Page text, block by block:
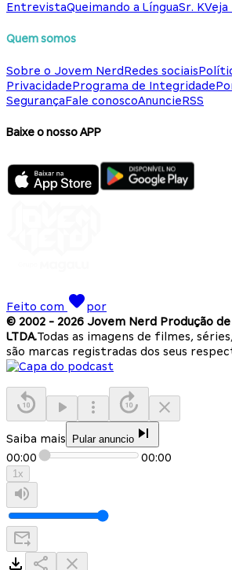
EntrevistaQueimando a LínguaSr. KVeja
Quem somos
Sobre o Jovem NerdRedes sociais
PrivacidadePrograma de Integridade
SegurançaFale conoscoAnuncieRSS
Baixe o nosso APP
Feito com
por
© 2002 - 2026 Jovem Nerd Produção
LTDA.Todas as imagens de filmes,
são marcas registradas dos seus
Saiba mais Pular anuncio
00:00 00:00
1x